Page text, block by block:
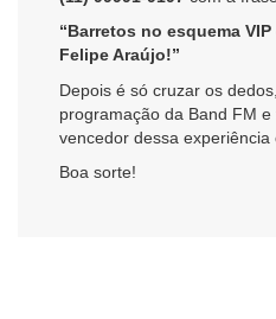
“Barretos no esquema
Felipe Araújo!”
Depois é só cruzar os
programação da Band FM
vencedor dessa experiência
Boa sorte!